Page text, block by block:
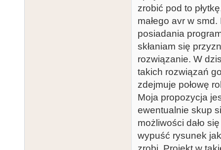
{
  while(true)
  {
    if (Ctrl.available())
    {
      cmd = Ctrl.read();
      if (cmd == 0x1C)
      {
        Wire.beginTransmission(DS3231_ADDRESS);
        Wire.write(DS3231_REG_TIME);
        Wire.endTransmission();
        Wire.requestFrom(DS3231_ADDRESS, 7);
zrobić pod to
małego avr w
posiadania
skłaniam się
rozwiązanie. W
takich rozwiązań
zdejmuje połowę
Moja propozycja
ewentualnie skup
możliwości dało
wypuść rysunek